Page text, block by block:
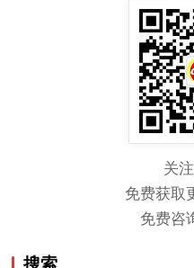
关
免费获取
免费咨
搜索